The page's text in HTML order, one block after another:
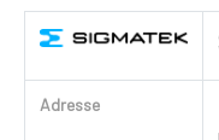
Adresse